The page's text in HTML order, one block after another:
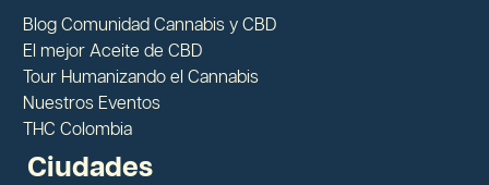
Blog Comunidad Cannabis y CBD
El mejor Aceite de CBD
Tour Humanizando el Cannabis
Nuestros Eventos
THC Colombia
Ciudades